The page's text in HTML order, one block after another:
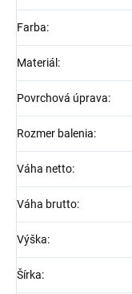
Farba:
Materiál :
Povrchová úprava:
Rozmer balenia:
Váha netto:
Váha brutto:
Výška:
Šírka: